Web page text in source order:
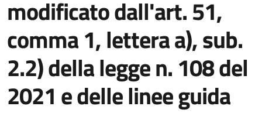
modificato dall'art. 51,
comma 1, lettera a), sub.
2.2) della legge n. 108 del
2021 e delle linee guida